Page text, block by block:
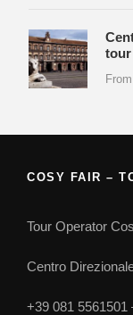
tour
From
COSY FAIR –
Tour Operator
Centro
+39 081 5561501